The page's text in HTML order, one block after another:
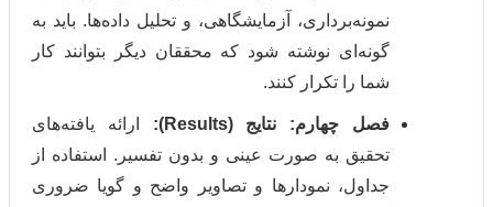
نمونه‌برداری، آزمایشگاهی، و تحلیل داده‌ها. باید به
گونه‌ای نوشته شود که محققان دیگر بتوانند کار
شما را تکرار کنند.
فصل چهارم: نتایج (Results):
ارائه یافته‌های
تحقیق به صورت عینی و بدون تفسیر. استفاده از
جداول، نمودارها و تصاویر واضح و گویا ضروری